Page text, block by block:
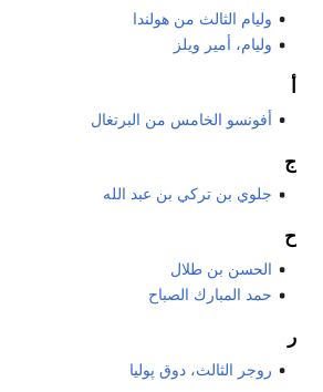
وليام الثالث من هولندا
وليام، أمير ويلز
أفونسو الخامس من البرتغال
ج
جلوي بن تركي بن عبد الله
ح
الحسن بن طلال
حمد المبارك الصباح
ر
روجر الثالث، دوق پوليا